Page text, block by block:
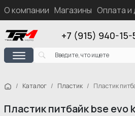
О компании Магазины Оплата и
+7 (915) 940-15-
Каталог Пластик Пластик
Пластик питбайк bse evo